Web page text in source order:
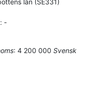
: -
: 4 200 000 Svensk